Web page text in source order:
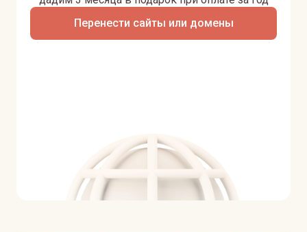
Перенести сайты или домены